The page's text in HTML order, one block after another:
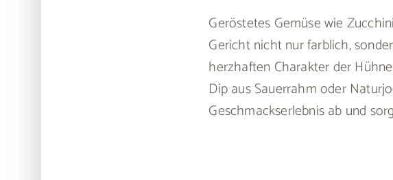
Geröstetes Gemüse wie
Gericht nicht nur farblich,
herzhaften Charakter der
Dip aus Sauerrahm oder
Geschmackserlebnis ab und